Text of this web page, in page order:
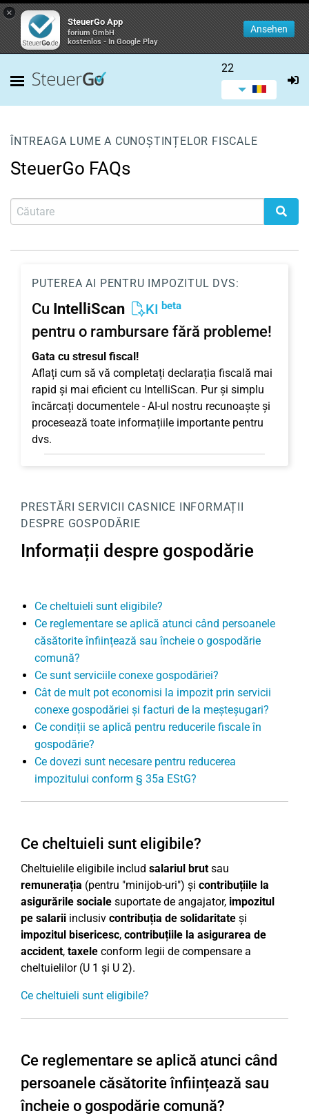
×
SteuerGo App
forium GmbH
kostenlos - In Google Play
Ansehen
22
ÎNTREAGA LUME A CUNOȘTINȚELOR FISCALE
SteuerGo FAQs
PUTEREA AI PENTRU IMPOZITUL DVS:
Cu IntelliScan KI beta
pentru o rambursare fără probleme!
Gata cu stresul fiscal!
Aflați cum să vă completați declarația fiscală mai
rapid și mai eficient cu IntelliScan. Pur și simplu
încărcați documentele - AI-ul nostru recunoaște și
procesează toate informațiile importante pentru
dvs.
PRESTĂRI SERVICII CASNICE INFORMAȚII
DESPRE GOSPODĂRIE
Informații despre gospodărie
Ce cheltuieli sunt eligibile?
Ce reglementare se aplică atunci când persoanele
căsătorite înființează sau încheie o gospodărie
comună?
Ce sunt serviciile conexe gospodăriei?
Cât de mult pot economisi la impozit prin servicii
conexe gospodăriei și facturi de la meșteșugari?
Ce condiții se aplică pentru reducerile fiscale în
gospodărie?
Ce dovezi sunt necesare pentru reducerea
impozitului conform § 35a EStG?
Ce cheltuieli sunt eligibile?
Cheltuielile eligibile includ salariul brutsau
remunerația (pentru "minijob-uri") și contribuțiile la
asigurările sociale suportate de angajator, impozitul
pe salarii inclusiv contribuția de solidaritate și
impozitul bisericesc, contribuțiile la asigurarea de
accident, taxele conform legii de compensare a
cheltuielilor (U 1 și U 2).
Ce cheltuieli sunt eligibile?
Ce reglementare se aplică atunci când
persoanele căsătorite înființează sau
încheie o gospodărie comună?